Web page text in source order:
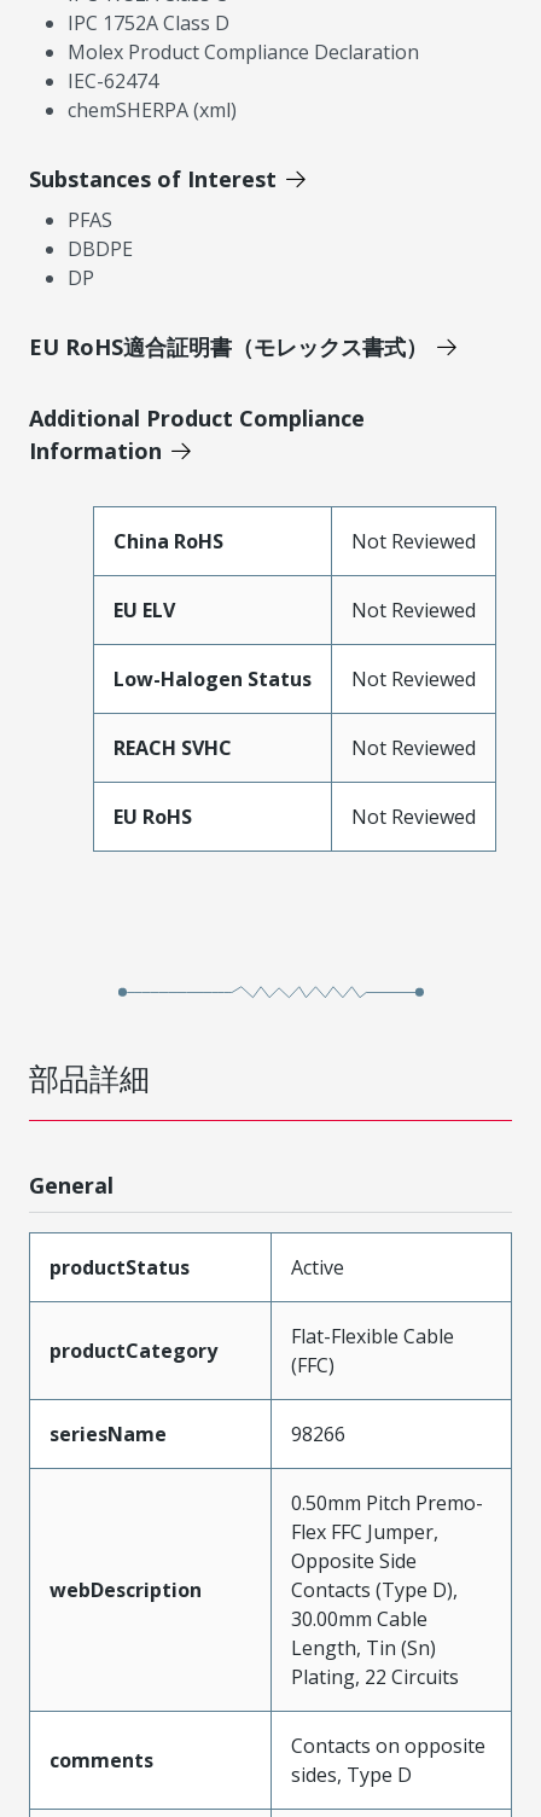
IPC 1752A Class D
Molex Product Compliance Declaration
IEC-62474
chemSHERPA (xml)
Substances of Interest
PFAS
DBDPE
DP
EU RoHS適合証明書（モレックス書式）
Additional Product Compliance
Information
China RoHS Not Reviewed
EU ELV Not Reviewed
Low-Halogen Status Not Reviewed
REACH SVHC Not Reviewed
EU RoHS Not Reviewed
部品詳細
General
productStatus Active
productCategory
Flat-Flexible Cable
(FFC)
seriesName 98266
webDescription
0.50mm Pitch Premo-
Flex FFC Jumper,
Opposite Side
Contacts (Type D),
30.00mm Cable
Length, Tin (Sn)
Plating, 22 Circuits
comments
Contacts on opposite
sides, Type D